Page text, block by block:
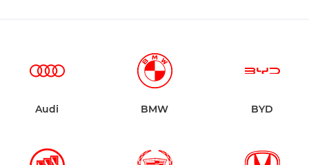
Audi BMW BYD